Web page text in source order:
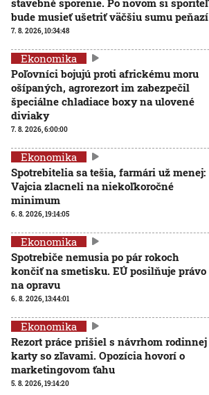
bude musieť ušetriť väčšiu sumu peňazí
7. 8. 2026, 10:34:48
Ekonomika
Poľovníci bojujú proti africkému moru
ošípaných, agrorezort im zabezpečil
špeciálne chladiace boxy na ulovené
diviaky
7. 8. 2026, 6:00:00
Ekonomika
Spotrebitelia sa tešia, farmári už menej:
Vajcia zlacneli na niekoľkoročné
minimum
6. 8. 2026, 19:14:05
Ekonomika
Spotrebiče nemusia po pár rokoch
končiť na smetisku. EÚ posilňuje právo
na opravu
6. 8. 2026, 13:44:01
Ekonomika
Rezort práce prišiel s návrhom rodinnej
karty so zľavami. Opozícia hovorí o
marketingovom ťahu
5. 8. 2026, 19:14:20